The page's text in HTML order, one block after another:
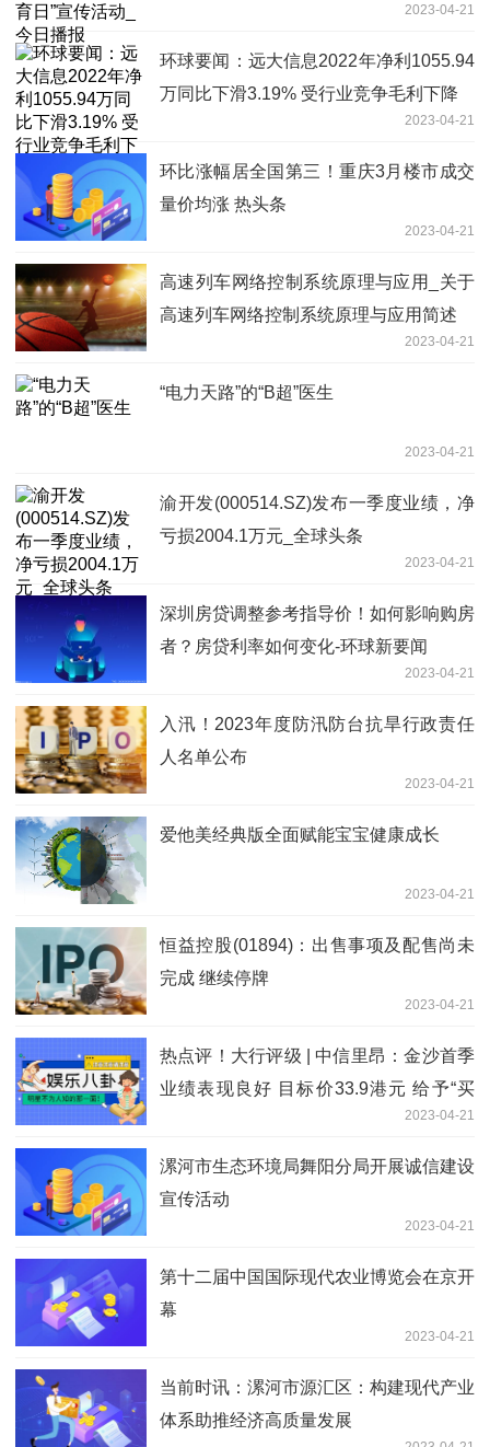
2023-04-21
环球要闻：远大信息2022年净利1055.94
万同比下滑3.19% 受行业竞争毛利下降
2023-04-21
环比涨幅居全国第三！重庆3月楼市成交
量价均涨 热头条
2023-04-21
高速列车网络控制系统原理与应用_关于
高速列车网络控制系统原理与应用简述
2023-04-21
“电力天路”的“B超”医生
2023-04-21
渝开发(000514.SZ)发布一季度业绩，净
亏损2004.1万元_全球头条
2023-04-21
深圳房贷调整参考指导价！如何影响购房
者？房贷利率如何变化-环球新要闻
2023-04-21
入汛！2023年度防汛防台抗旱行政责任
人名单公布
2023-04-21
爱他美经典版全面赋能宝宝健康成长
2023-04-21
恒益控股(01894)：出售事项及配售尚未
完成 继续停牌
2023-04-21
热点评！大行评级 | 中信里昂：金沙首季
业绩表现良好 目标价33.9港元 给予“买
2023-04-21
漯河市生态环境局舞阳分局开展诚信建设
宣传活动
2023-04-21
第十二届中国国际现代农业博览会在京开
幕
2023-04-21
当前时讯：漯河市源汇区：构建现代产业
体系助推经济高质量发展